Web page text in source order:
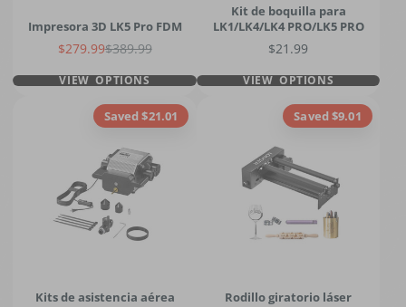
Impresora 3D LK5 Pro FDM
Precio de venta
$279.99Precio regular
$389.99
VIEW OPTIONS
Kit de boquilla para
LK1/LK4/LK4 PRO/LK5 PRO
Precio
$21.99
VIEW OPTIONS
Saved $21.01
Kits de asistencia aérea
Saved $9.01
Rodillo giratorio láser